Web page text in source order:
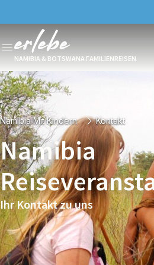
NAMIBIA & BOTSWANA FAMILIENREISEN
Namibia Mit Kindern Kontakt
Namibia
Ihr Kontakt zu uns